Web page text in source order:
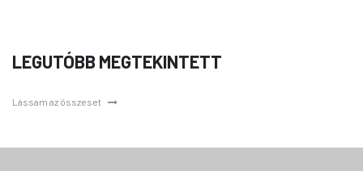
LEGUTÓBB MEGTEKINTETT
Lássam az összeset